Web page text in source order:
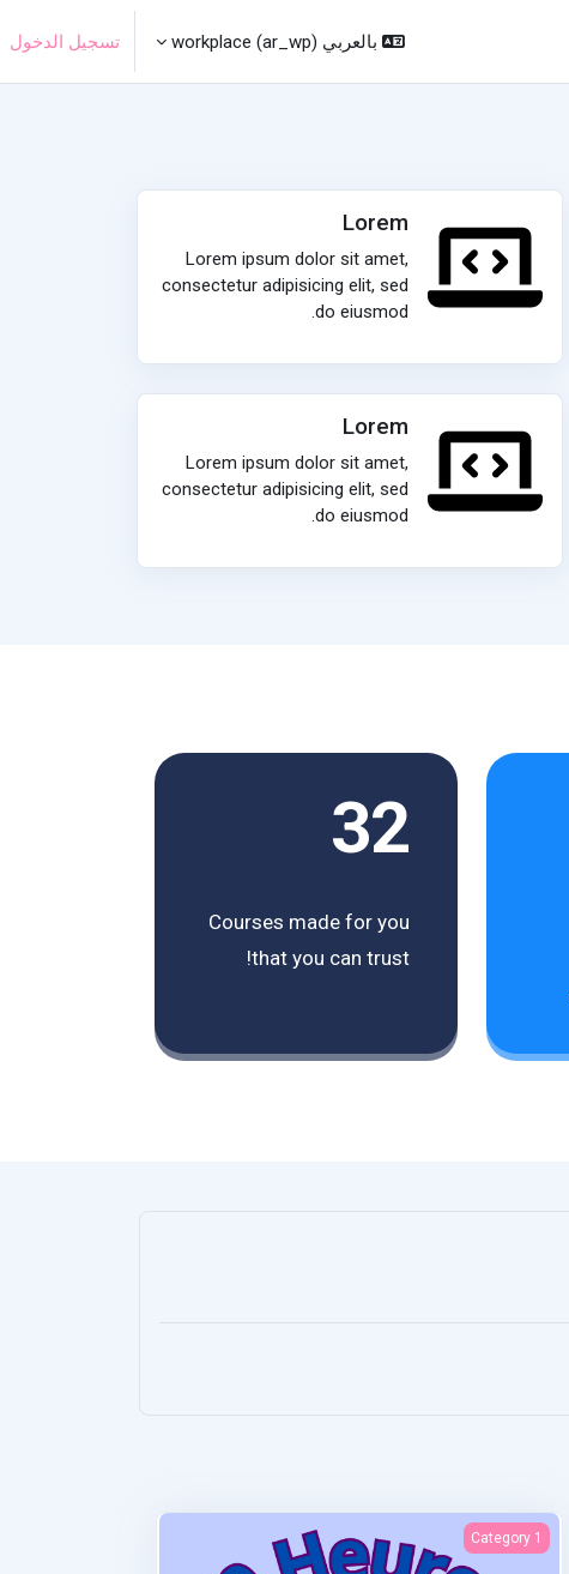
بالعربي workplace ‎(ar_wp)‎ تسجيل الدخول
Lorem
Lorem ipsum dolor sit amet,
consectetur adipisicing elit, sed
do eiusmod.
Lorem
Lorem ipsum dolor sit amet,
consectetur adipisicing elit, sed
do eiusmod.
32
Courses made for you
that you can trust!
Allaitement et maladies de l'enfant
Category 1